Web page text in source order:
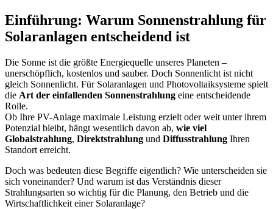
Einführung: Warum Sonnenstrahlung für
Solaranlagen entscheidend ist
Die Sonne ist die größte Energiequelle unseres Planeten –
unerschöpflich, kostenlos und sauber. Doch Sonnenlicht ist nicht
gleich Sonnenlicht. Für Solaranlagen und Photovoltaiksysteme spielt
die Art der einfallenden Sonnenstrahlung eine entscheidende
Rolle.
Ob Ihre PV-Anlage maximale Leistung erzielt oder weit unter ihrem
Potenzial bleibt, hängt wesentlich davon ab, wie viel
Globalstrahlung, Direktstrahlung und Diffusstrahlung Ihren
Standort erreicht.
Doch was bedeuten diese Begriffe eigentlich? Wie unterscheiden sie
sich voneinander? Und warum ist das Verständnis dieser
Strahlungsarten so wichtig für die Planung, den Betrieb und die
Wirtschaftlichkeit einer Solaranlage?